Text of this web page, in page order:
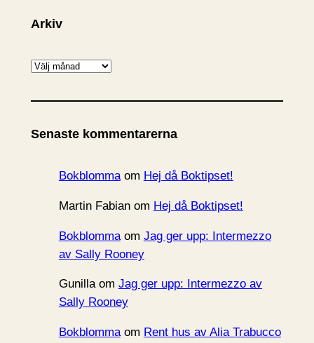
Arkiv
A
k
v
Senaste kommentarerna
Bokblommaom Hej då Boktipset!
Martin Fabianom Hej då Boktipset!
Bokblommaom Jag ger upp: Intermezzo
av Sally Rooney
Gunillaom Jag ger upp: Intermezzo av
Sally Rooney
Bokblommaom Rent hus av Alia Trabucco